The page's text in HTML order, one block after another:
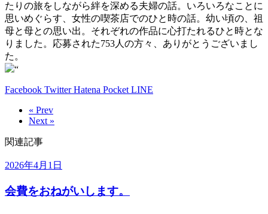
たりの旅をしながら絆を深める夫婦の話。いろいろなことに
思いめぐらす、女性の喫茶店でのひと時の話。幼い頃の、祖
母と母との思い出。それぞれの作品に心打たれるひと時とな
りました。応募された753人の方々、ありがとうございまし
た。
“
Facebook TwitterHatena Pocket LINE
« Prev
Next »
関連記事
2026年4月1日
会費をおねがいします。